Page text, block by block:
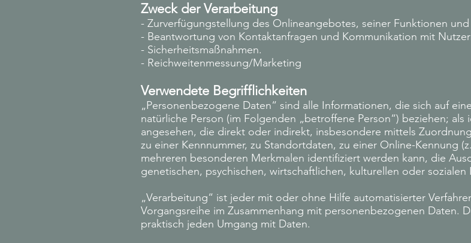
Zweck der Verarbeitung
- Zurverfügungstellung des Onlineangebotes, seiner Funktionen und
- Beantwortung von Kontaktanfragen und Kommunikation mit
- Sicherheitsmaßnahmen.
- Reichweitenmessung/Marketing
Verwendete Begrifflichkeiten
„Personenbezogene Daten“ sind alle Informationen, die sich auf
natürliche Person (im Folgenden „betroffene Person“) beziehen;
angesehen, die direkt oder indirekt, insbesondere mittels
zu einer Kennnummer, zu Standortdaten, zu einer Online-Kennung
mehreren besonderen Merkmalen identifiziert werden kann, die
genetischen, psychischen, wirtschaftlichen, kulturellen oder
„Verarbeitung“ ist jeder mit oder ohne Hilfe automatisierter
Vorgangsreihe im Zusammenhang mit personenbezogenen Daten.
praktisch jeden Umgang mit Daten.